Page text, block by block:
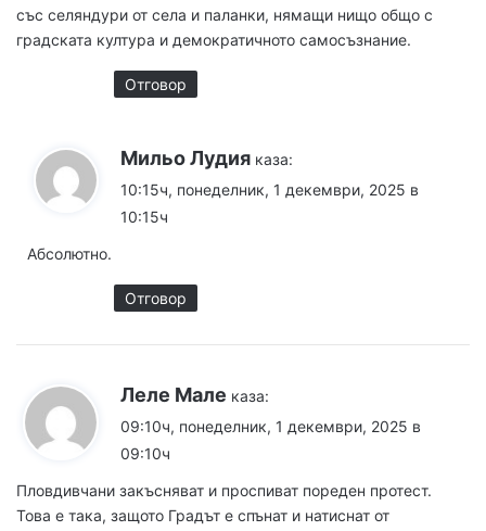
със селяндури от села и паланки, нямащи нищо общо с
градската култура и демократичното самосъзнание.
Отговор
Мильо Лудия каза:
10:15ч, понеделник, 1 декември, 2025 в
10:15ч
Абсолютно.
Отговор
Леле Мале каза:
09:10ч, понеделник, 1 декември, 2025 в
09:10ч
Пловдивчани закъсняват и проспиват пореден протест.
Това е така, защото Градът е спънат и натиснат от